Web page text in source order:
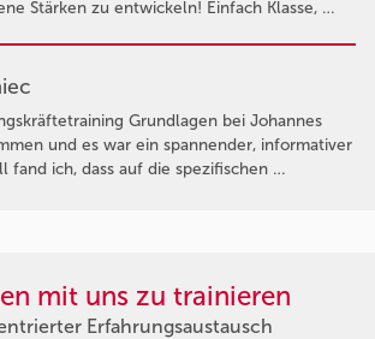
Stärken zu entwickeln! Einfach Klasse, …
Grundlagen bei Johannes
und es war ein spannender, informativer
fand ich, dass auf die spezifischen …
mit uns zu trainieren
Erfahrungsaustausch